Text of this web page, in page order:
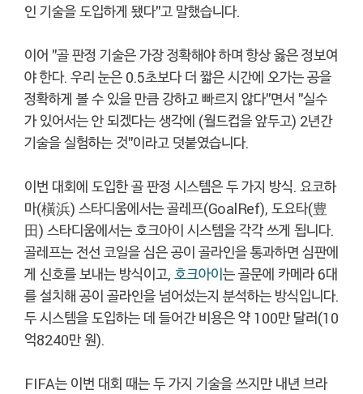
인 기술을 도입하게 됐다"고 말했습니다.
이어 "골 판정 기술은 가장 정확해야 하며 항상 옳은 정보여
야 한다. 우리 눈은 0.5초보다 더 짧은 시간에 오가는 공을
정확하게 볼 수 있을 만큼 강하고 빠르지 않다"면서 "실수
가 있어서는 안 되겠다는 생각에 (월드컵을 앞두고) 2년간
기술을 실험하는 것"이라고 덧붙였습니다.
이번 대회에 도입한 골 판정 시스템은 두 가지 방식. 요코하
마(橫浜) 스타디움에서는 골레프(GoalRef), 도요타(豊
田) 스타디움에서는 호크아이 시스템을 각각 쓰게 됩니다.
골레프는 전선 코일을 심은 공이 골라인을 통과하면 심판에
게 신호를 보내는 방식이고, 호크아이는 골문에 카메라 6대
를 설치해 공이 골라인을 넘어섰는지 분석하는 방식입니다.
두 시스템을 도입하는 데 들어간 비용은 약 100만 달러(10
억8240만 원).
FIFA는 이번 대회 때는 두 가지 기술을 쓰지만 내년 브라